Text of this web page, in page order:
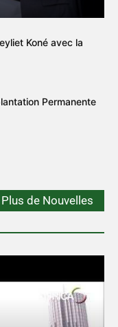
Koné avec la
Permanente
Plus de Nouvelles